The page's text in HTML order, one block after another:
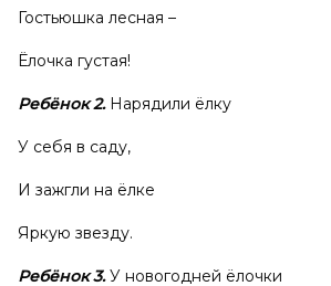
Гостьюшка лесная –
Ёлочка густая!
Ребёнок 2. Нарядили ёлку
У себя в саду,
И зажгли на ёлке
Яркую звезду.
Ребёнок 3.У новогодней ёлочки